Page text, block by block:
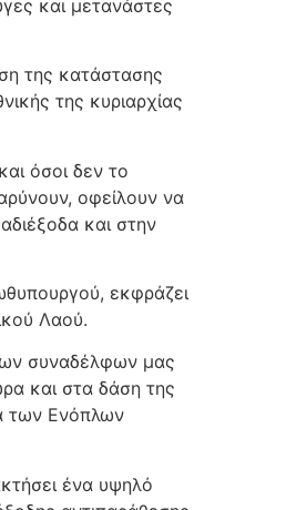
και μετανάστες
της κατάστασης
της κυριαρχίας
όσοι δεν το
οφείλουν να
και στην
εκφράζει
Λαού.
συναδέλφων μας
και στα δάση της
των Ενόπλων
ένα υψηλό